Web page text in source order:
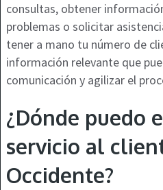
consultas, obtener
problemas o solicitar
tener a mano tu número de
información relevante que
comunicación y agilizar el
¿Dónde puedo
servicio al
Occidente?